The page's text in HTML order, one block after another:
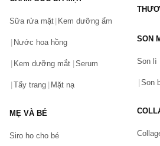
Bạn gặp vấn đề về sản phẩm
Hãy báo lỗi cho chúng tôi. Hoặc gọi
Sữa rửa mặt Kem dưỡng ẩm
Nước hoa hồng
Kem dưỡng mắt Serum
Tẩy trang Mặt nạ
MẸ VÀ BÉ
Siro ho cho bé
SON
Son lì
Son